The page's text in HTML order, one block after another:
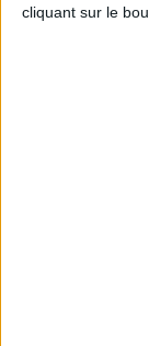
cliquant sur le